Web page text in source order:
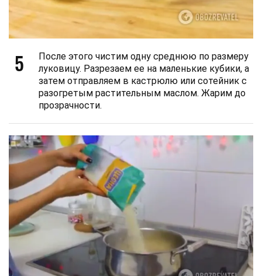
5
После этого чистим одну среднюю по размеру
луковицу. Разрезаем ее на маленькие кубики, а
затем отправляем в кастрюлю или сотейник с
разогретым растительным маслом. Жарим до
прозрачности.